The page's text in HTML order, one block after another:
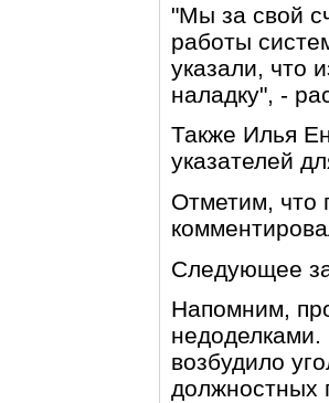
"Мы за свой
работы
указали, что
наладку", -
Также Илья
указателей
Отметим, что
Следующее
Напомним,
возбудило
должностных